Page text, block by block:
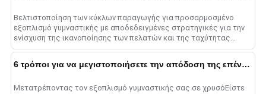
Βελτιστοποίηση των κύκλων παραγωγής για προσαρμοσμένο
εξοπλισμό γυμναστικής με αποδεδειγμένες στρατηγικές για την
ενίσχυση της ικανοποίησης των πελατών και της ταχύτητας
παράδοσης....
6 τρόποι για να μεγιστοποιήσετε την απόδοση της επένδυσης σε εξοπλισμό γυμναστικής
Μετατρέποντας τον εξοπλισμό γυμναστικής σας σε χρυσόΕίστε